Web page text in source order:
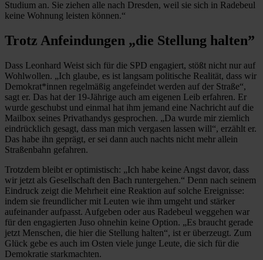
Studium an. Sie ziehen alle nach Dresden, weil sie sich in Radebeul
keine Wohnung leisten können.“
Trotz Anfeindungen „die Stellung halten”
Dass Leonhard Weist sich für die SPD engagiert, stößt nicht nur auf
Wohlwollen. „Ich glaube, es ist langsam politische Realität, dass wir
Demokrat*innen regelmäßig angefeindet werden auf der Straße“,
sagt er. Das hat der 19-Jährige auch am eigenen Leib erfahren. Er
wurde geschubst und einmal hat ihm jemand eine Nachricht auf die
Mailbox seines Privathandys gesprochen. „Da wurde mir ziemlich
eindrücklich gesagt, dass man mich vergasen lassen will“, erzählt er.
Das habe ihn geprägt, er sei dann auch nachts nicht mehr allein
Straßenbahn gefahren.
Trotzdem bleibt er optimistisch: „Ich habe keine Angst davor, dass
wir jetzt als Gesellschaft den Bach runtergehen.“ Denn nach seinem
Eindruck zeigt die Mehrheit eine Reaktion auf solche Ereignisse:
indem sie freundlicher mit Leuten wie ihm umgeht und stärker
aufeinander aufpasst. Aufgeben oder aus Radebeul weggehen war
für den engagierten Juso ohnehin keine Option. „Es braucht gerade
jetzt Menschen, die hier die Stellung halten“, ist er überzeugt. Zum
Glück gebe es auch im Osten viele junge Leute, die sich für die
Demokratie starkmachten.